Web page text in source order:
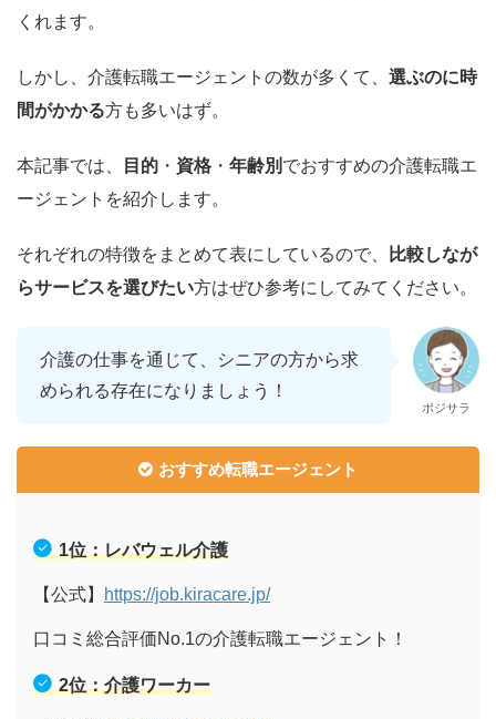
くれます。
しかし、介護転職エージェントの数が多くて、 選ぶのに時
間がかかる方も多いはず。
本記事では、 目的 ・ 資格 ・ 年齢別 でおすすめの介護転職エ
ージェントを紹介します。
それぞれの特徴をまとめて表にしているので、
比較しなが
らサービスを選びたい方はぜひ参考にしてみてください。
介護の仕事を通じて、シニアの方から求
められる存在になりましょう！
ポジサラ
おすすめ転職エージェント
1位：レバウェル介護
【公式】 https://job.kiracare.jp/
口コミ総合評価No.1の介護転職エージェント！
2位：介護ワーカー